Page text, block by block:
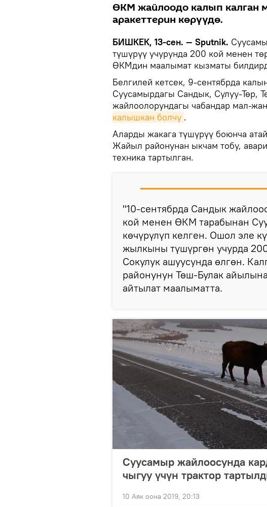
ӨКМ жайлоодо калып калган
аракеттерин көрүүдө.
БИШКЕК, 13-сен. — Sputnik.
түшүрүү учурунда 200 кой менен
ӨКМдин маалымат кызматы
Белгилей кетсек, 9-сентябрда
Суусамырдагы Сандык, Сулуу-Төр,
жайлоолорундагы чабандар мал-
калышкан болчу .
Аларды жакага түшүрүү боюнча
Жайыл районунан ыкчам тобу,
техника тартылган.
"10-сентябрда Сандык
кой менен ӨКМ тарабынан
көчүрүлүп келген. Ошол эле
жылкыны түшүргөн учурда
Сокулук ашуусунда өлгөн.
районунун Төш-Булак
айтылат маалыматта.
Суусамыр жайлоосунда
чыгуу үчүн трактор
10 Аяк оона 2019, 20:13